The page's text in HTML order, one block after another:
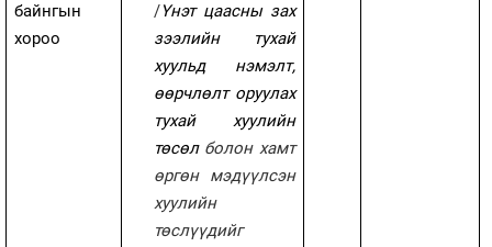
байнгын
хороо
/Үнэт цаасны зах
зээлийн тухай
хуульд нэмэлт,
өөрчлөлт оруулах
тухай хуулийн
төсөл болон хамт
өргөн мэдүүлсэн
хуулийн
төслүүдийг